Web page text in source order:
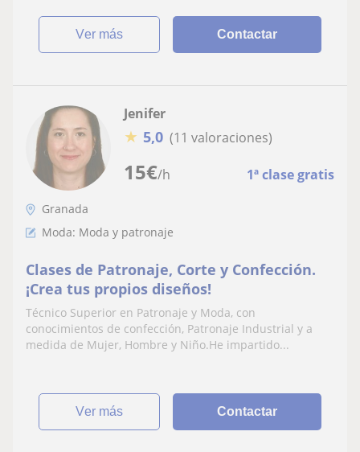
ver más Contactar
15€/h 1ª clase gratis
Jenifer
★ 5,0 (11 valoraciones)
Granada
Moda: Moda y patronaje
Clases de Patronaje, Corte y Confección.
¡Crea tus propios diseños!
Técnico Superior en Patronaje y Moda, con
conocimientos de confección, Patronaje Industrial y a
medida de Mujer, Hombre y Niño.He impartido...
ver más Contactar